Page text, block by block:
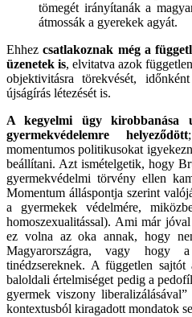
tömegét irányítanák a
átmossák a gyerekek agyát.
Ehhezcsatlakoznak még a
üzenetek is, elvitatva azok
objektivitásra törekvését,
újságírás létezését is.
A kegyelmi ügy kirobbanása
gyermekvédelemre helyeződött
momentumos politikusokat
beállítani. Azt ismételgetik, hogy
gyermekvédelmi törvény ellen
Momentum álláspontja szerint
a gyermekek védelmére,
homoszexualitással). Ami már
ez volna az oka annak, hogy
Magyarországra, vagy hogy
tinédzsereknek. A független
baloldali értelmiséget pedig a
gyermek viszony
kontextusból kiragadott mondatok